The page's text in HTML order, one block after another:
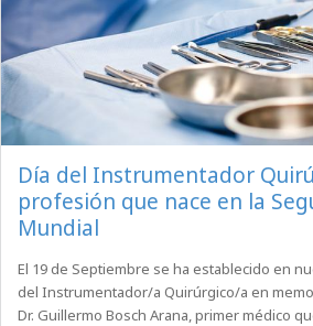
Día del Instrumentador
profesión que nace en la
Mundial
El 19 de Septiembre se ha establecido en
del Instrumentador/a Quirúrgico/a en
Dr. Guillermo Bosch Arana, primer médico